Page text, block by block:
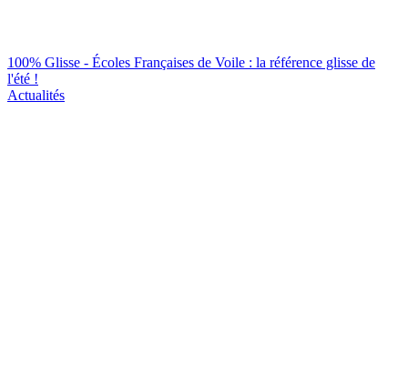
100% Glisse - Écoles Françaises de Voile : la référence glisse de
l'été !
Actualités